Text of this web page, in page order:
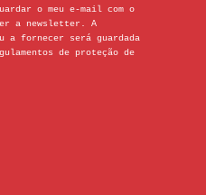
o meu e-mail com o
a newsletter. A
a fornecer será guardada
de proteção de